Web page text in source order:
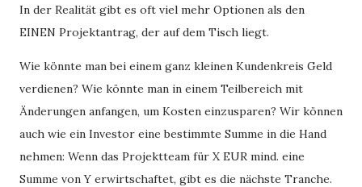
In der Realität gibt es oft viel mehr Optionen als den
EINEN Projektantrag, der auf dem Tisch liegt.
Wie könnte man bei einem ganz kleinen Kundenkreis Geld
verdienen? Wie könnte man in einem Teilbereich mit
Änderungen anfangen, um Kosten einzusparen? Wir können
auch wie ein Investor eine bestimmte Summe in die Hand
nehmen: Wenn das Projektteam für X EUR mind. eine
Summe von Y erwirtschaftet, gibt es die nächste Tranche.